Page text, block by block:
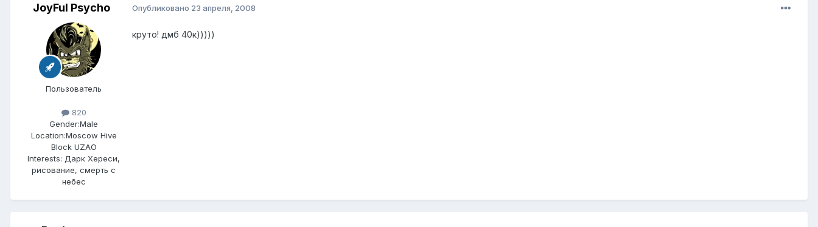
JoyFul Psycho
Пользователь
820
Gender:Male
Location:Moscow Hive
Block UZAO
Interests: Дарк Хереси,
рисование, смерть с
небес
Опубликовано 23 апреля, 2008
круто! дмб 40к)))))